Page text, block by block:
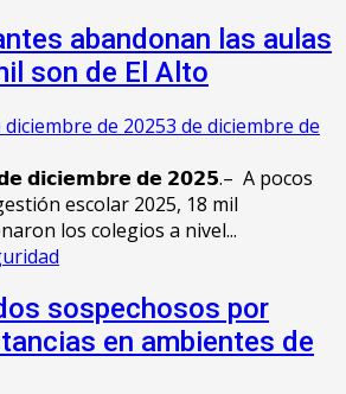
abandonan las aulas
son de El Alto
diciembre de 20253 de diciembre de
𝗱𝗶𝗰𝗶𝗲𝗺𝗯𝗿𝗲 𝗱𝗲 𝟮𝟬𝟮𝟱.– A pocos
escolar 2025, 18 mil
los colegios a nivel...
sospechosos por
en ambientes de